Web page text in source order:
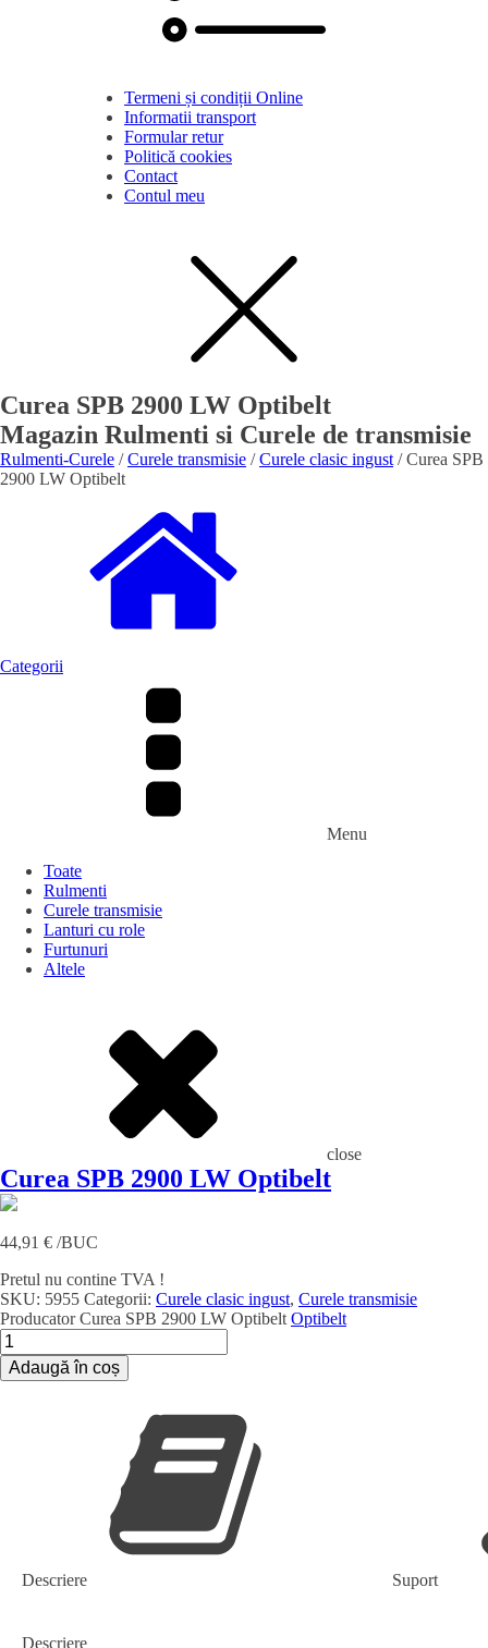
Termeni și condiții Online
Informatii transport
Formular retur
Politică cookies
Contact
Contul meu
Curea SPB 2900 LW Optibelt
Magazin Rulmenti si Curele de transmisie
Rulmenti-Curele /Curele transmisie /Curele clasic ingust / Curea SPB
2900 LW Optibelt
Categorii
Menu
Toate
Rulmenti
Curele transmisie
Lanturi cu role
Furtunuri
Altele
close
Curea SPB 2900 LW Optibelt
44,91 € /BUC
Pretul nu contine TVA !
SKU: 5955 Categorii: Curele clasic ingust, Curele transmisie
ProducatorCurea SPB 2900 LW Optibelt Optibelt
Cantitate
Curea
SPB
Adaugă în coș
Descriere Suport
Descriere